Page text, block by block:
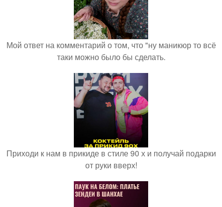
Мой ответ на комментарий о том, что "ну маникюр то всё
таки можно было бы сделать.
Приходи к нам в прикиде в стиле 90 х и получай подарки
от руки вверх!